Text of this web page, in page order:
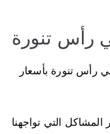
رأس تنورة
تنورة بأسعار
التي تواجهنا